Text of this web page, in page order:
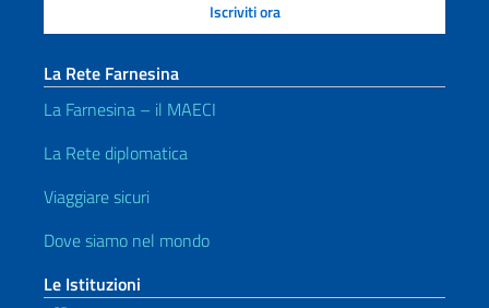
La Rete Farnesina
La Farnesina – il MAECI
La Rete diplomatica
Viaggiare sicuri
Dove siamo nel mondo
Le Istituzioni